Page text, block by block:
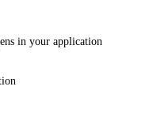
in your application